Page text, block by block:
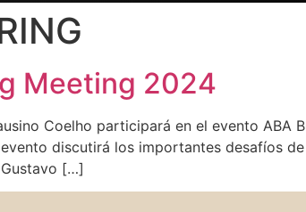
Meeting 2024
Coelho participará en el evento ABA
discutirá los importantes desafíos
[…]